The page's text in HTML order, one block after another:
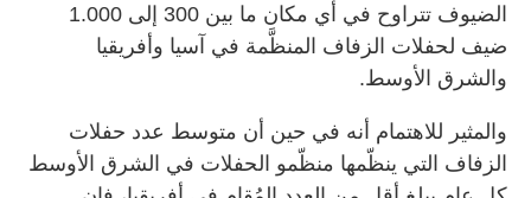
الضيوف تتراوح في أي مكان ما بين 300 إلى 1.000
ضيف لحفلات الزفاف المنظَّمة في آسيا وأفريقيا
والشرق الأوسط.
والمثير للاهتمام أنه في حين أن متوسط عدد حفلات
الزفاف التي ينظّمها منظّمو الحفلات في الشرق الأوسط